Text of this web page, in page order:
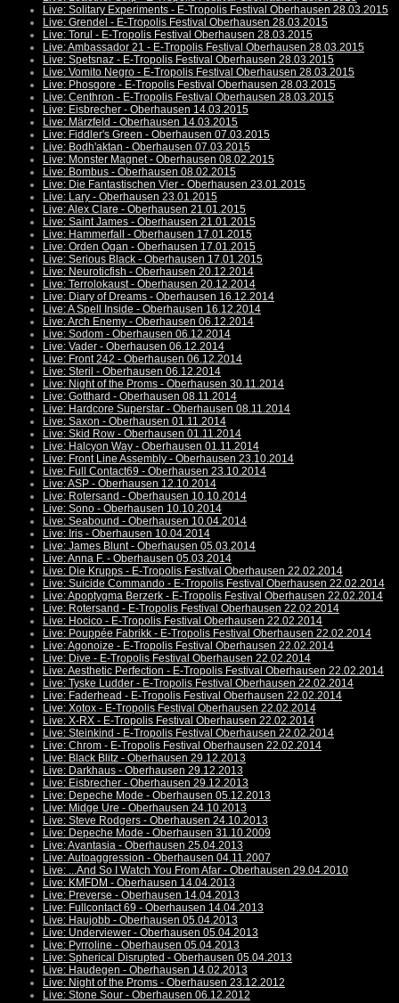
Live: Solitary Experiments - E-Tropolis Festival Oberhausen 28.03.2015
Live: Grendel - E-Tropolis Festival Oberhausen 28.03.2015
Live: Torul - E-Tropolis Festival Oberhausen 28.03.2015
Live: Ambassador 21 - E-Tropolis Festival Oberhausen 28.03.2015
Live: Spetsnaz - E-Tropolis Festival Oberhausen 28.03.2015
Live: Vomito Negro - E-Tropolis Festival Oberhausen 28.03.2015
Live: Phosgore - E-Tropolis Festival Oberhausen 28.03.2015
Live: Centhron - E-Tropolis Festival Oberhausen 28.03.2015
Live: Eisbrecher - Oberhausen 14.03.2015
Live: Märzfeld - Oberhausen 14.03.2015
Live: Fiddler's Green - Oberhausen 07.03.2015
Live: Bodh'aktan - Oberhausen 07.03.2015
Live: Monster Magnet - Oberhausen 08.02.2015
Live: Bombus - Oberhausen 08.02.2015
Live: Die Fantastischen Vier - Oberhausen 23.01.2015
Live: Lary - Oberhausen 23.01.2015
Live: Alex Clare - Oberhausen 21.01.2015
Live: Saint James - Oberhausen 21.01.2015
Live: Hammerfall - Oberhausen 17.01.2015
Live: Orden Ogan - Oberhausen 17.01.2015
Live: Serious Black - Oberhausen 17.01.2015
Live: Neuroticfish - Oberhausen 20.12.2014
Live: Terrolokaust - Oberhausen 20.12.2014
Live: Diary of Dreams - Oberhausen 16.12.2014
Live: A Spell Inside - Oberhausen 16.12.2014
Live: Arch Enemy - Oberhausen 06.12.2014
Live: Sodom - Oberhausen 06.12.2014
Live: Vader - Oberhausen 06.12.2014
Live: Front 242 - Oberhausen 06.12.2014
Live: Steril - Oberhausen 06.12.2014
Live: Night of the Proms - Oberhausen 30.11.2014
Live: Gotthard - Oberhausen 08.11.2014
Live: Hardcore Superstar - Oberhausen 08.11.2014
Live: Saxon - Oberhausen 01.11.2014
Live: Skid Row - Oberhausen 01.11.2014
Live: Halcyon Way - Oberhausen 01.11.2014
Live: Front Line Assembly - Oberhausen 23.10.2014
Live: Full Contact69 - Oberhausen 23.10.2014
Live: ASP - Oberhausen 12.10.2014
Live: Rotersand - Oberhausen 10.10.2014
Live: Sono - Oberhausen 10.10.2014
Live: Seabound - Oberhausen 10.04.2014
Live: Iris - Oberhausen 10.04.2014
Live: James Blunt - Oberhausen 05.03.2014
Live: Anna F. - Oberhausen 05.03.2014
Live: Die Krupps - E-Tropolis Festival Oberhausen 22.02.2014
Live: Suicide Commando - E-Tropolis Festival Oberhausen 22.02.2014
Live: Apoptygma Berzerk - E-Tropolis Festival Oberhausen 22.02.2014
Live: Rotersand - E-Tropolis Festival Oberhausen 22.02.2014
Live: Hocico - E-Tropolis Festival Oberhausen 22.02.2014
Live: Pouppée Fabrikk - E-Tropolis Festival Oberhausen 22.02.2014
Live: Agonoize - E-Tropolis Festival Oberhausen 22.02.2014
Live: Dive - E-Tropolis Festival Oberhausen 22.02.2014
Live: Aesthetic Perfection - E-Tropolis Festival Oberhausen 22.02.2014
Live: Tyske Ludder - E-Tropolis Festival Oberhausen 22.02.2014
Live: Faderhead - E-Tropolis Festival Oberhausen 22.02.2014
Live: Xotox - E-Tropolis Festival Oberhausen 22.02.2014
Live: X-RX - E-Tropolis Festival Oberhausen 22.02.2014
Live: Steinkind - E-Tropolis Festival Oberhausen 22.02.2014
Live: Chrom - E-Tropolis Festival Oberhausen 22.02.2014
Live: Black Blitz - Oberhausen 29.12.2013
Live: Darkhaus - Oberhausen 29.12.2013
Live: Eisbrecher - Oberhausen 29.12.2013
Live: Depeche Mode - Oberhausen 05.12.2013
Live: Midge Ure - Oberhausen 24.10.2013
Live: Steve Rodgers - Oberhausen 24.10.2013
Live: Depeche Mode - Oberhausen 31.10.2009
Live: Avantasia - Oberhausen 25.04.2013
Live: Autoaggression - Oberhausen 04.11.2007
Live: ...And So I Watch You From Afar - Oberhausen 29.04.2010
Live: KMFDM - Oberhausen 14.04.2013
Live: Preverse - Oberhausen 14.04.2013
Live: Fullcontact 69 - Oberhausen 14.04.2013
Live: Haujobb - Oberhausen 05.04.2013
Live: Underviewer - Oberhausen 05.04.2013
Live: Pyrroline - Oberhausen 05.04.2013
Live: Spherical Disrupted - Oberhausen 05.04.2013
Live: Haudegen - Oberhausen 14.02.2013
Live: Night of the Proms - Oberhausen 23.12.2012
Live: Stone Sour - Oberhausen 06.12.2012